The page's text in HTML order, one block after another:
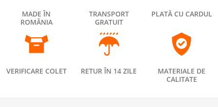
MADE ÎN
ROMÂNIA
TRANSPORT
GRATUIT
PLATĂ CU CARDUL
VERIFICARE COLET RETUR ÎN 14 ZILE
MATERIALE DE
CALITATE